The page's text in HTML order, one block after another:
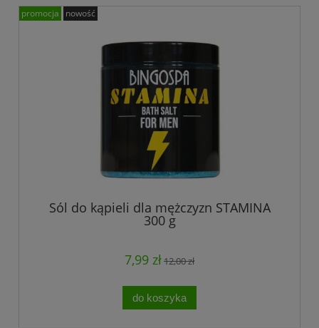
Sól do kąpieli dla mężczyzn STAMINA
300 g
7,99 zł12,00 zł
do koszyka
promocja nowość